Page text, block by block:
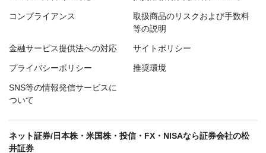
コンプライアンス
取扱商品のリスクおよび手数料
等の説明
金融サービス提供法への対応 サイトポリシー
プライバシーポリシー 推奨環境
SNS等の情報発信サービスに
ついて
ネット証券/日本株・米国株・投信・FX・NISAなら証券会社の松
井証券